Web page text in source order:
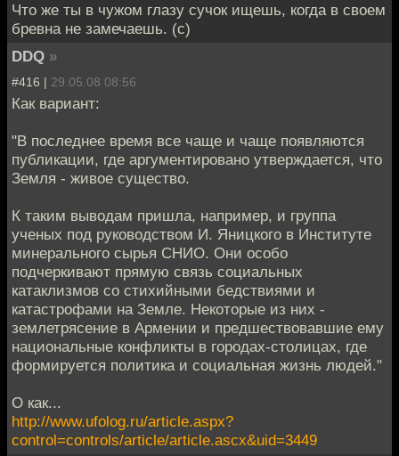
Что же ты в чужом глазу сучок ищешь, когда в своем
бревна не замечаешь. (c)
DDQ »
#416 | 29.05.08 08:56
Как вариант:
"В последнее время все чаще и чаще появляются
публикации, где аргументировано утверждается, что
Земля - живое существо.
К таким выводам пришла, например, и группа
ученых под руководством И. Яницкого в Институте
минерального сырья СНИО. Они особо
подчеркивают прямую связь социальных
катаклизмов со стихийными бедствиями и
катастрофами на Земле. Некоторые из них -
землетрясение в Армении и предшествовавшие ему
национальные конфликты в городах-столицах, где
формируется политика и социальная жизнь людей."
О как...
http://www.ufolog.ru/article.aspx?
control=controls/article/article.ascx&uid=3449